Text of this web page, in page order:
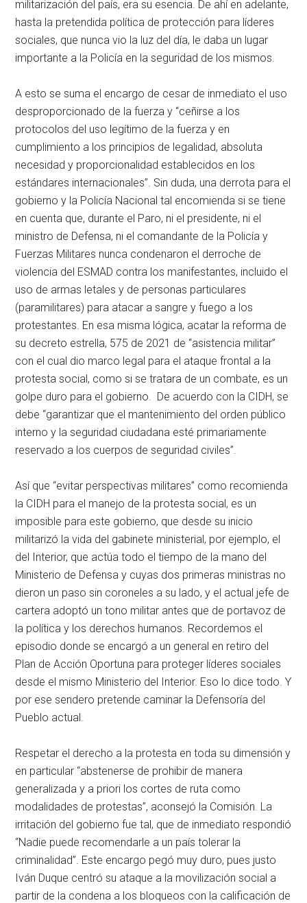
militarización del país, era su esencia. De ahí en adelante,
hasta la pretendida política de protección para líderes
sociales, que nunca vio la luz del día, le daba un lugar
importante a la Policía en la seguridad de los mismos.
A esto se suma el encargo de cesar de inmediato el uso
desproporcionado de la fuerza y “ceñirse a los
protocolos del uso legítimo de la fuerza y en
cumplimiento a los principios de legalidad, absoluta
necesidad y proporcionalidad establecidos en los
estándares internacionales”. Sin duda, una derrota para el
gobierno y la Policía Nacional tal encomienda si se tiene
en cuenta que, durante el Paro, ni el presidente, ni el
ministro de Defensa, ni el comandante de la Policía y
Fuerzas Militares nunca condenaron el derroche de
violencia del ESMAD contra los manifestantes, incluido el
uso de armas letales y de personas particulares
(paramilitares) para atacar a sangre y fuego a los
protestantes. En esa misma lógica, acatar la reforma de
su decreto estrella, 575 de 2021 de “asistencia militar”
con el cual dio marco legal para el ataque frontal a la
protesta social, como si se tratara de un combate, es un
golpe duro para el gobierno. De acuerdo con la CIDH, se
debe “garantizar que el mantenimiento del orden público
interno y la seguridad ciudadana esté primariamente
reservado a los cuerpos de seguridad civiles”.
Así que “evitar perspectivas militares” como recomienda
la CIDH para el manejo de la protesta social, es un
imposible para este gobierno, que desde su inicio
militarizó la vida del gabinete ministerial, por ejemplo, el
del Interior, que actúa todo el tiempo de la mano del
Ministerio de Defensa y cuyas dos primeras ministras no
dieron un paso sin coroneles a su lado, y el actual jefe de
cartera adoptó un tono militar antes que de portavoz de
la política y los derechos humanos. Recordemos el
episodio donde se encargó a un general en retiro del
Plan de Acción Oportuna para proteger líderes sociales
desde el mismo Ministerio del Interior. Eso lo dice todo. Y
por ese sendero pretende caminar la Defensoría del
Pueblo actual.
Respetar el derecho a la protesta en toda su dimensión y
en particular “abstenerse de prohibir de manera
generalizada y a priori los cortes de ruta como
modalidades de protestas”, aconsejó la Comisión. La
irritación del gobierno fue tal, que de inmediato respondió
“Nadie puede recomendarle a un país tolerar la
criminalidad”. Este encargo pegó muy duro, pues justo
Iván Duque centró su ataque a la movilización social a
partir de la condena a los bloqueos con la calificación de